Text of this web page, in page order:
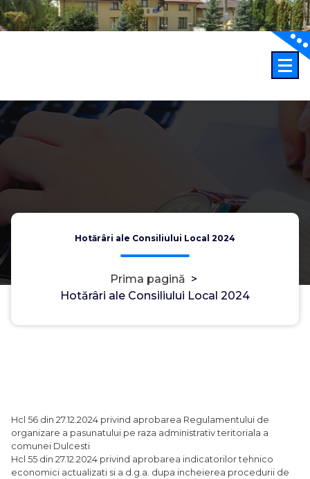
Sari
la
Hotărâri ale Consiliului Local 2024
Prima pagină >
Hotărâri ale Consiliului Local 2024
Hcl 56 din 27.12.2024 privind aprobarea Regulamentului de
organizare a pasunatului pe raza administrativ teritoriala a
comunei Dulcesti
Hcl 55 din 27.12.2024 privind aprobarea indicatorilor tehnico
economici actualizati si a d.g.a. dupa incheierea procedurii de